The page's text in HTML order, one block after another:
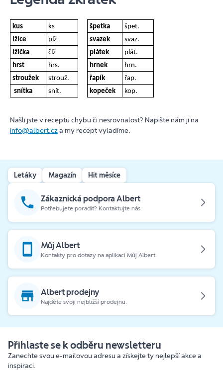
kus ks špetka
špet.
lžíce
plž svazek
svaz.
lžička
člž plátek
plát.
hrst
hrs. hrnek
hrn.
stroužek
strouž. řapík
řap.
snítka
snít. kopeček kop.
Našli jste v receptu chybu či nesrovnalost? Napište nám ji na
info@albert.cza my recept vyladíme.
Letáky Magazín Hit měsíce
Zákaznická podpora Albert
Potřebujete poradit? Kontaktujte nás.
Můj Albert
Kontakty pro dotazy na aplikaci Můj Albert.
Albert prodejny
Najděte svoji nejbližší prodejnu.
Přihlaste se k odběru newsletteru
Zanechte svou e-mailovou adresu a získejte ty nejlepší akce a
inspiraci.